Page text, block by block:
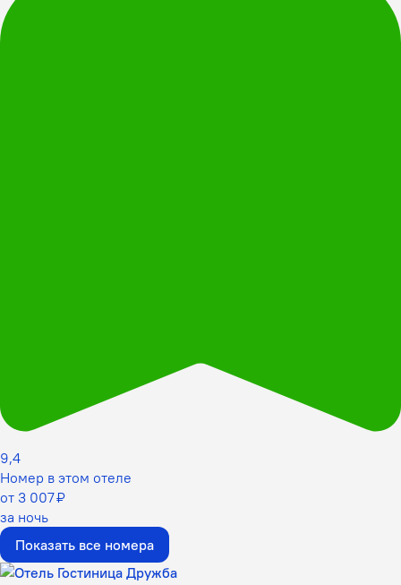
9,4
Номер в этом отеле
от 3 007 ₽
за ночь
Показать все номера